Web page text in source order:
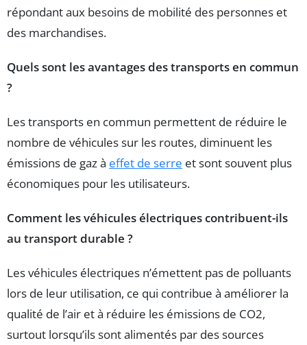
répondant aux besoins de mobilité des personnes et
des marchandises.
Quels sont les avantages des transports en commun
?
Les transports en commun permettent de réduire le
nombre de véhicules sur les routes, diminuent les
émissions de gaz à effet de serre et sont souvent plus
économiques pour les utilisateurs.
Comment les véhicules électriques contribuent-ils
au transport durable ?
Les véhicules électriques n’émettent pas de polluants
lors de leur utilisation, ce qui contribue à améliorer la
qualité de l’air et à réduire les émissions de CO2,
surtout lorsqu’ils sont alimentés par des sources